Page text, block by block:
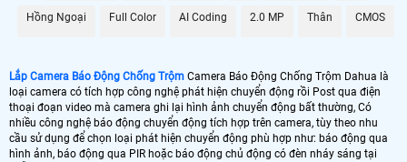
1.600.000 VNĐ Lắp Camera Ip Wifi EBO2
8.800,000 VNĐ Camera Chống Trộm Dahua Chuyên Đêm
🔥 4 Camera Chống Trộm Dahua Giá Rẻ
5.000.000 VNĐ Lắp Bộ Camera Chống Trộm Dahua Giá Rẻ
Hồng Ngoại Full Color AI Coding 2.0 MP Thân CMOS
Lắp Camera Báo Động Chống Trộm Camera Báo Động Chống Trộm Dahua là
loại camera có tích hợp công nghệ phát hiện chuyển động rồi Post qua điện
thoại đoạn video mà camera ghi lại hình ảnh chuyển động bất thường, Có
nhiều công nghệ báo động chuyển động tích hợp trên camera, tùy theo nhu
cầu sử dụng để chọn loại phát hiện chuyển động phù hợp như: báo động qua
hình ảnh, báo động qua PIR hoặc báo động chủ động có đèn nháy sáng tại